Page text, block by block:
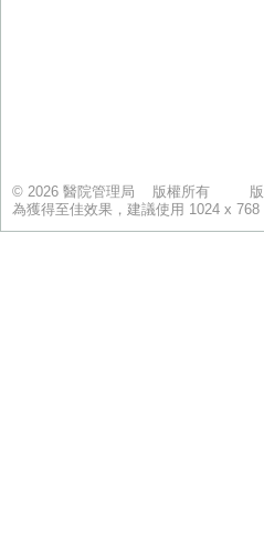
© 2026 醫院管理局 版權所有
為獲得至佳效果，建議使用 1024 x 768